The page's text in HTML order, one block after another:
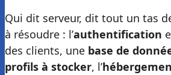
Qui dit serveur, dit tout un tas
à résoudre : l’authentification
des clients, une base de
profils à stocker, l’